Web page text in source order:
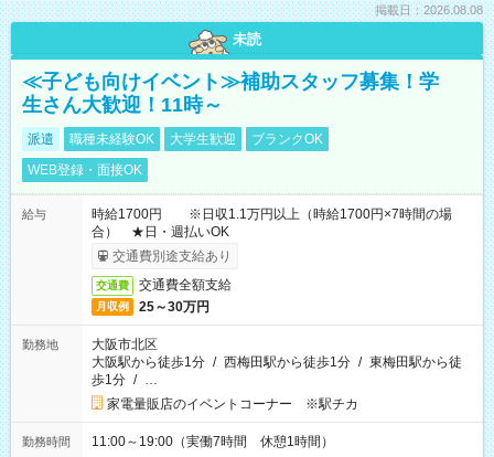
掲載日：2026.08.08
未読
≪子ども向けイベント≫補助スタッフ募集！学
生さん大歓迎！11時～
派遣 職種未経験OK 大学生歓迎
ブランクOK
WEB登録・面接OK
給与
時給1700円 ※日収1.1万円以上（時給1700円×7時間の場
合） ★日・週払いOK
交通費別途支給あり
交通費 交通費全額支給
月収例 25～30万円
勤務地
大阪市北区
大阪駅から徒歩1分 / 西梅田駅から徒歩1分 / 東梅田駅から徒
歩1分 / …
家電量販店のイベントコーナー ※駅チカ
勤務時間 11:00～19:00（実働7時間 休憩1時間）